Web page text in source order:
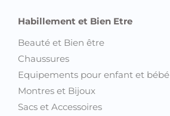
Habillement et Bien Etre
Beauté et Bien être
Chaussures
Equipements pour enfant et bébé
Montres et Bijoux
Sacs et Accessoires